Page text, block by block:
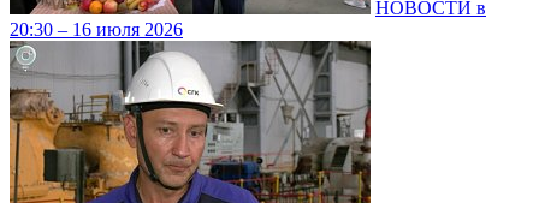
НОВОСТИ в
20:30 – 16 июля 2026